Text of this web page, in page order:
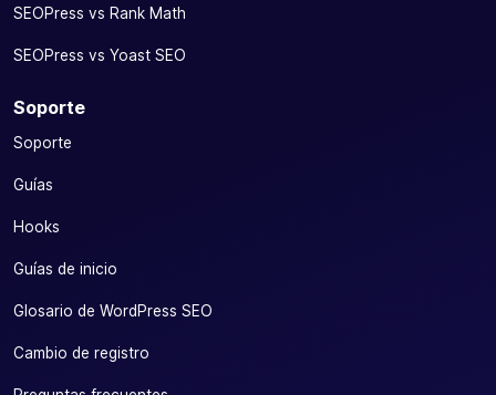
SEOPress vs Rank Math
SEOPress vs Yoast SEO
Soporte
Soporte
Guías
Hooks
Guías de inicio
Glosario de WordPress SEO
Cambio de registro